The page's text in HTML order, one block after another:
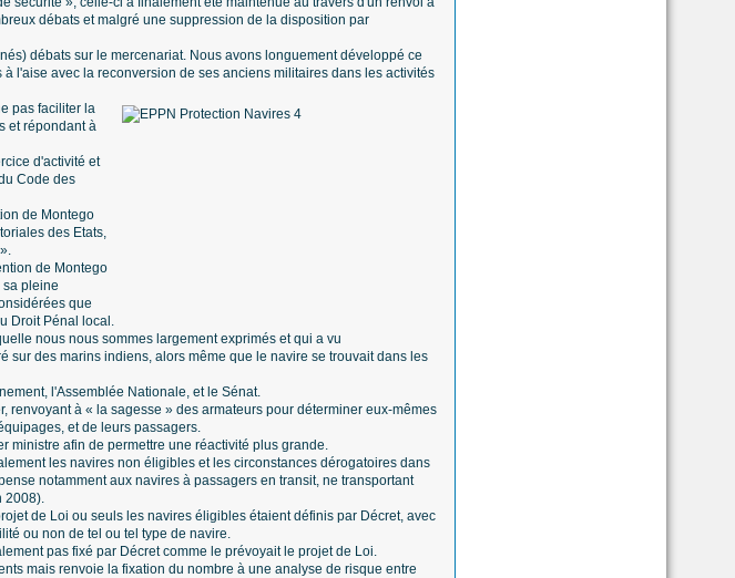
débats et malgré une suppression de la disposition par
débats sur le mercenariat. Nous avons longuement développé ce
l'aise avec la reconversion de ses anciens militaires dans les activités
pas faciliter la
et répondant à
d'activité et
Code des
de Montego
des Etats,
de Montego
sa pleine
que
Droit Pénal local.
nous nous sommes largement exprimés et qui a vu
sur des marins indiens, alors même que le navire se trouvait dans les
l'Assemblée Nationale, et le Sénat.
à « la sagesse » des armateurs pour déterminer eux-mêmes
et de leurs passagers.
ministre afin de permettre une réactivité plus grande.
les navires non éligibles et les circonstances dérogatoires dans
notamment aux navires à passagers en transit, ne transportant
2008).
de Loi ou seuls les navires éligibles étaient définis par Décret, avec
ou non de tel ou tel type de navire.
pas fixé par Décret comme le prévoyait le projet de Loi.
mais renvoie la fixation du nombre à une analyse de risque entre